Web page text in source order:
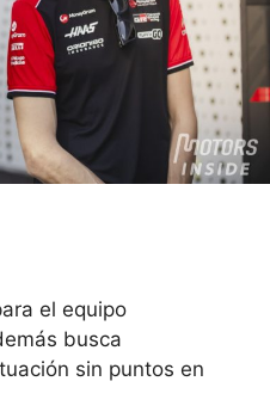
el equipo
busca
sin puntos en